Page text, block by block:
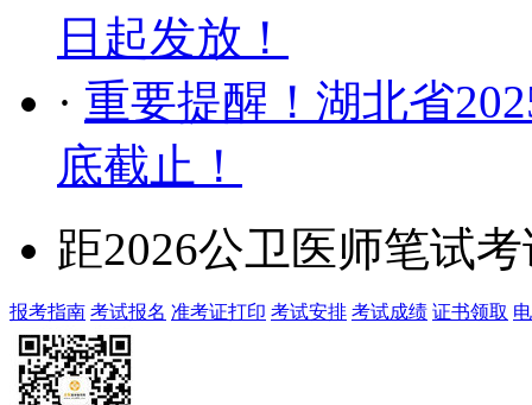
日起发放！
· 重要提醒！湖北省
底截止！
距2026公卫医师笔试
报考指南 考试报名 准考证打印 考试安排 考试成绩 证书领取